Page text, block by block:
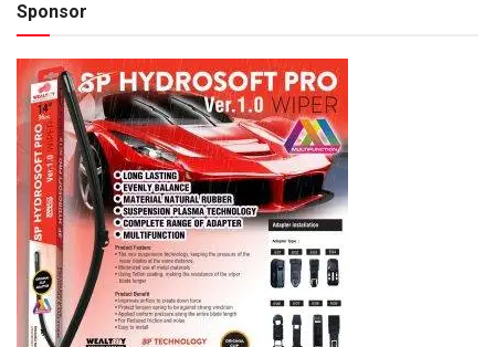
Sponsor